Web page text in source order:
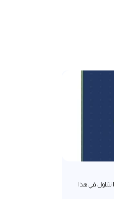
في هذا